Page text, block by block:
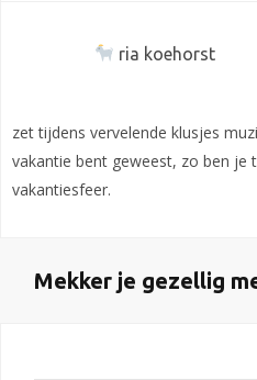
ria koehorst
zet tijdens vervelende klusjes
vakantie bent geweest, zo ben je
vakantiesfeer.
Mekker je gezellig